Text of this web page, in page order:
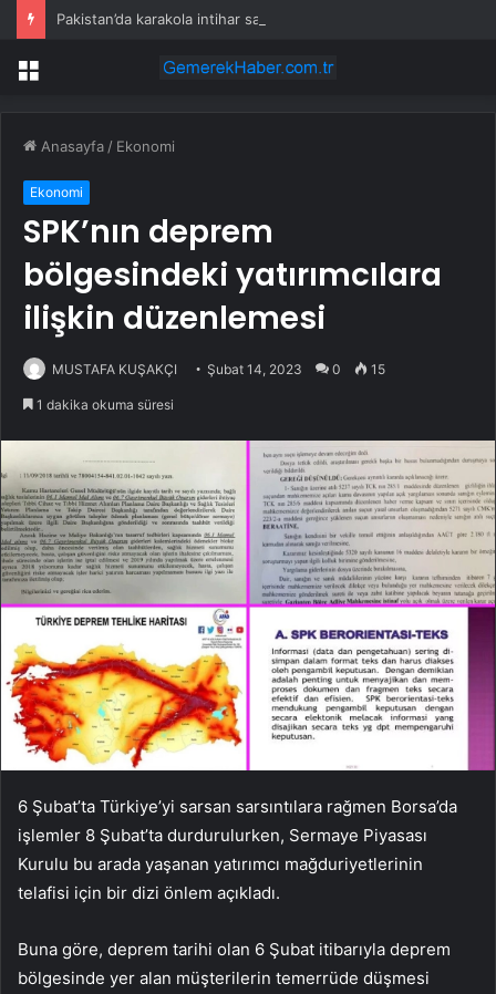
Pakistan’da karakola intihar saldırısı; 7 ölü, 15 yaralı
Menü
Anasayfa / Ekonomi
Ekonomi
SPK’nın deprem
bölgesindeki yatırımcılara
ilişkin düzenlemesi
MUSTAFA KUŞAKÇI Şubat 14, 2023 0 15
1 dakika okuma süresi
6 Şubat’ta Türkiye’yi sarsan sarsıntılara rağmen Borsa’da
işlemler 8 Şubat’ta durdurulurken, Sermaye Piyasası
Kurulu bu arada yaşanan yatırımcı mağduriyetlerinin
telafisi için bir dizi önlem açıkladı.
Buna göre, deprem tarihi olan 6 Şubat itibarıyla deprem
bölgesinde yer alan müşterilerin temerrüde düşmesi